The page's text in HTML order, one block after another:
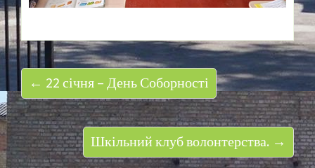
← 22 січня – День Соборності
Шкільний клуб волонтерства. →